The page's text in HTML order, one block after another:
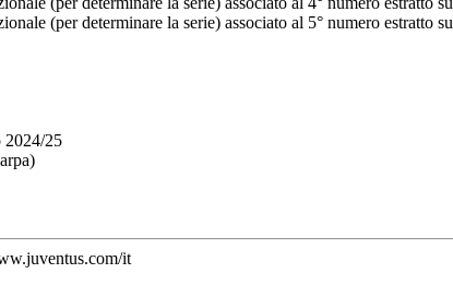
(per determinare la serie) associato al 5° numero estratto
2024/25
it